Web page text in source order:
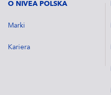
O NIVEA POLSKA
Marki
Kariera